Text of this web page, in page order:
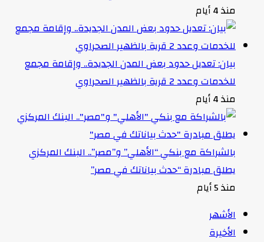
منذ 4 أيام
بيان: تعديل حدود بعض المدن الجديدة.. وإقامة مجمع
للخدمات وعدد 2 قرية بالظهير الصحراوي
منذ 4 أيام
بالشراكة مع بنكي “الأهلي” و”مصر”.. البنك المركزي
يطلق مبادرة “حدث بياناتك في مصر”
منذ 5 أيام
الأشهر
الأخيرة